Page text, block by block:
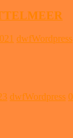
dwfWordpress
dwfWordpress 0